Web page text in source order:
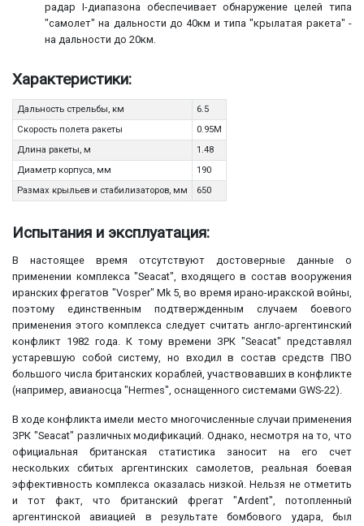
радар I-диапазона обеспечивает обнаружение целей типа
"самолет" на дальности до 40км и типа "крылатая ракета" -
на дальности до 20км.
Характеристики:
Дальность стрельбы, км
6.5
Скорость полета ракеты
0.95М
Длина ракеты, м
1.48
Диаметр корпуса, мм
190
Размах крыльев и стабилизаторов, мм
650
Испытания и эксплуатация:
В настоящее время отсутствуют достоверные данные о
применении комплекса "Seacat", входящего в состав вооружения
иранских фрегатов "Vosper" Mk 5, во время ирано-иракской войны,
поэтому единственным подтвержденным случаем боевого
применения этого комплекса следует считать англо-аргентинский
конфликт 1982 года. К тому времени ЗРК "Seacat" представлял
устаревшую собой систему, но входил в состав средств ПВО
большого числа британских кораблей, участвовавших в конфликте
(например, авианосца "Hermes", оснащенного системами GWS-22).
В ходе конфликта имели место многочисленные случаи применения
ЗРК "Seacat" различных модификаций. Однако, несмотря на то, что
официальная британская статистика заносит на его счет
нескольких сбитых аргентинских самолетов, реальная боевая
эффективность комплекса оказалась низкой. Нельзя не отметить
и тот факт, что британский фрегат "Ardent", потопленный
аргентинской авиацией в результате бомбового удара, был